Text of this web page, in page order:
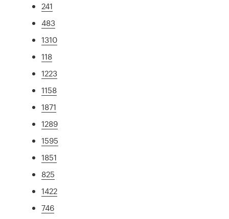
241
483
1310
118
1223
1158
1871
1289
1595
1851
825
1422
746